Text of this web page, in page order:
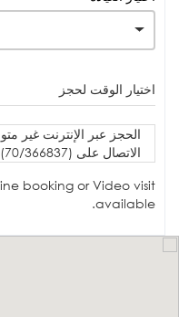
اختيار الوقت لحجز
الحجز عبر الإنترنت غير
الاتصال على (70/366837) لتحديد موعد!
booking or Video visit
available.